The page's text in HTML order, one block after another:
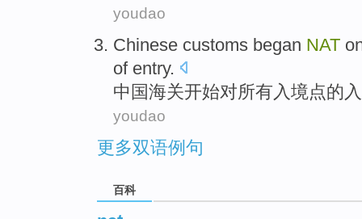
youdao
Chinese customs began NAT
of entry.
中 国海关开始对所有入境点的
youdao
更多双语例句
百科